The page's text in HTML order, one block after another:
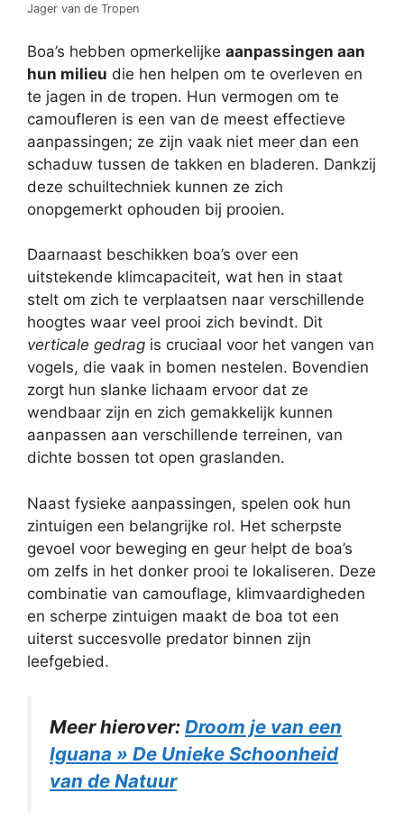
Jager van de Tropen
Boa’s hebben opmerkelijke aanpassingen aan
hun milieu die hen helpen om te overleven en
te jagen in de tropen. Hun vermogen om te
camoufleren is een van de meest effectieve
aanpassingen; ze zijn vaak niet meer dan een
schaduw tussen de takken en bladeren. Dankzij
deze schuiltechniek kunnen ze zich
onopgemerkt ophouden bij prooien.
Daarnaast beschikken boa’s over een
uitstekende klimcapaciteit, wat hen in staat
stelt om zich te verplaatsen naar verschillende
hoogtes waar veel prooi zich bevindt. Dit
verticale gedrag is cruciaal voor het vangen van
vogels, die vaak in bomen nestelen. Bovendien
zorgt hun slanke lichaam ervoor dat ze
wendbaar zijn en zich gemakkelijk kunnen
aanpassen aan verschillende terreinen, van
dichte bossen tot open graslanden.
Naast fysieke aanpassingen, spelen ook hun
zintuigen een belangrijke rol. Het scherpste
gevoel voor beweging en geur helpt de boa’s
om zelfs in het donker prooi te lokaliseren. Deze
combinatie van camouflage, klimvaardigheden
en scherpe zintuigen maakt de boa tot een
uiterst succesvolle predator binnen zijn
leefgebied.
Meer hierover: Droom je van een
Iguana » De Unieke Schoonheid
van de Natuur